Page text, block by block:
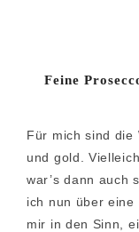
Feine
Für mich sind die
und gold.
war’s dann auch
ich nun über eine
mir in den Sinn,